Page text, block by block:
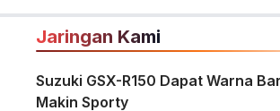
Jaringan Kami
Suzuki GSX-R150 Dapat Warna
Makin Sporty